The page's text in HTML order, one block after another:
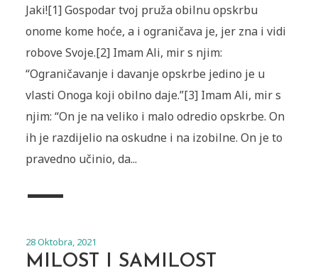
Jaki![1] Gospodar tvoj pruža obilnu opskrbu
onome kome hoće, a i ograničava je, jer zna i vidi
robove Svoje.[2] Imam Ali, mir s njim:
“Ograničavanje i davanje opskrbe jedino je u
vlasti Onoga koji obilno daje.”[3] Imam Ali, mir s
njim: “On je na veliko i malo odredio opskrbe. On
ih je razdijelio na oskudne i na izobilne. On je to
pravedno učinio, da...
28 Oktobra, 2021
MILOST I SAMILOST